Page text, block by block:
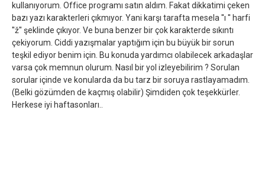
kullanıyorum. Office programı satın aldım. Fakat dikkatimi çeken
bazı yazı karakterleri çıkmıyor. Yani karşı tarafta mesela ''ı '' harfi
''ž'' şeklinde çıkıyor. Ve buna benzer bir çok karakterde sıkıntı
çekiyorum. Ciddi yazışmalar yaptığım için bu büyük bir sorun
teşkil ediyor benim için. Bu konuda yardımcı olabilecek arkadaşlar
varsa çok memnun olurum. Nasıl bir yol izleyebilirim ? Sorulan
sorular içinde ve konularda da bu tarz bir soruya rastlayamadım.
(Belki gözümden de kaçmış olabilir) Şimdiden çok teşekkürler.
Herkese iyi haftasonları..